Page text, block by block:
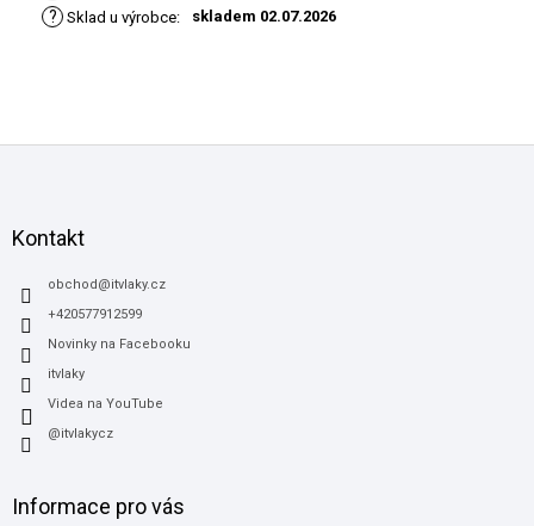
? Sklad u výrobce: skladem 02.07.2026
Kontakt
obchod@itvlaky.cz
+420577912599
Novinky na Facebooku
itvlaky
Videa na YouTube
@itvlakycz
Informace pro vás